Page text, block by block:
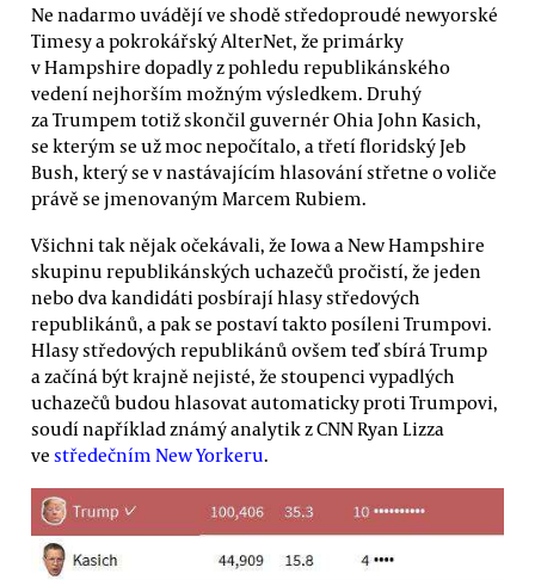
Ne nadarmo uvádějí ve shodě středoproudé newyorské
Timesy a pokrokářský AlterNet, že primárky
v Hampshire dopadly z pohledu republikánského
vedení nejhorším možným výsledkem. Druhý
za Trumpem totiž skončil guvernér Ohia John Kasich,
se kterým se už moc nepočítalo, a třetí floridský Jeb
Bush, který se v nastávajícím hlasování střetne o voliče
právě se jmenovaným Marcem Rubiem.
Všichni tak nějak očekávali, že Iowa a New Hampshire
skupinu republikánských uchazečů pročistí, že jeden
nebo dva kandidáti posbírají hlasy středových
republikánů, a pak se postaví takto posíleni Trumpovi.
Hlasy středových republikánů ovšem teď sbírá Trump
a začíná být krajně nejisté, že stoupenci vypadlých
uchazečů budou hlasovat automaticky proti Trumpovi,
soudí například známý analytik z CNN Ryan Lizza
ve středečním New Yorkeru.